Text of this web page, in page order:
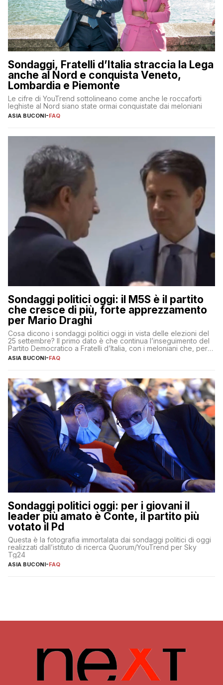
Sondaggi, Fratelli d’Italia straccia la Lega
anche al Nord e conquista Veneto,
Lombardia e Piemonte
Le cifre di YouTrend sottolineano come anche le roccaforti
leghiste al Nord siano state ormai conquistate dai meloniani
ASIA BUCONI-FAQ
Sondaggi politici oggi: il M5S è il partito
che cresce di più, forte apprezzamento
per Mario Draghi
Cosa dicono i sondaggi politici oggi in vista delle elezioni del
25 settembre? Il primo dato è che continua l’inseguimento del
Partito Democratico a Fratelli d’Italia, con i meloniani che, però,
sembrano accumulare sempre più distacco affermandosi come
primo partito con il 24% (+0,7% rispetto a fine luglio), un
ASIA BUCONI-FAQ
Sondaggi politici oggi: per i giovani il
leader più amato è Conte, il partito più
votato il Pd
Questa è la fotografia immortalata dai sondaggi politici di oggi
realizzati dall’istituto di ricerca Quorum/YouTrend per Sky
Tg24
ASIA BUCONI-FAQ